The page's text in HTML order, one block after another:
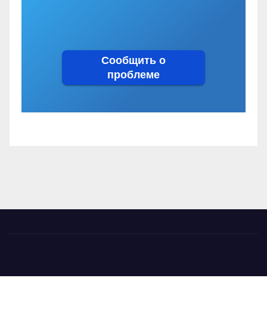
Сообщить о
проблеме